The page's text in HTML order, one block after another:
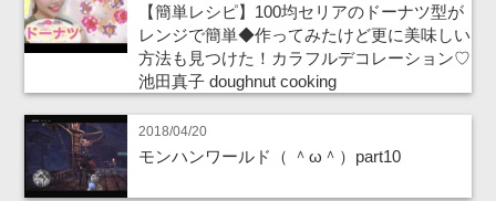
【簡単レシピ】100均セリアのドーナツ型が
レンジで簡単◆作ってみたけど更に美味しい
方法も見つけた！カラフルデコレーション♡
池田真子 doughnut cooking
2018/04/20
モンハンワールド（ ＾ω＾）part10